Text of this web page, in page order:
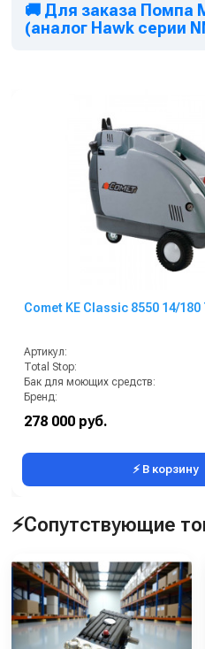
🚚 Для заказа Помпа
(аналог Hawk серии
Comet KE Classic 8550 14/
Артикул:
Total Stop:
Бак для моющих средств:
Бренд:
Грязевая фреза:
Длина шланга ВД (м):
278 000 руб.
⚡ В корзину
⚡Сопутствующие